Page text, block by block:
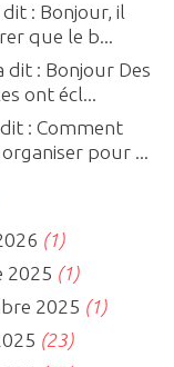
dit : Bonjour, il
que le b...
dit : Bonjour Des
ont écl...
: Comment
pour ...
(1)
2025 (1)
2025 (1)
(23)